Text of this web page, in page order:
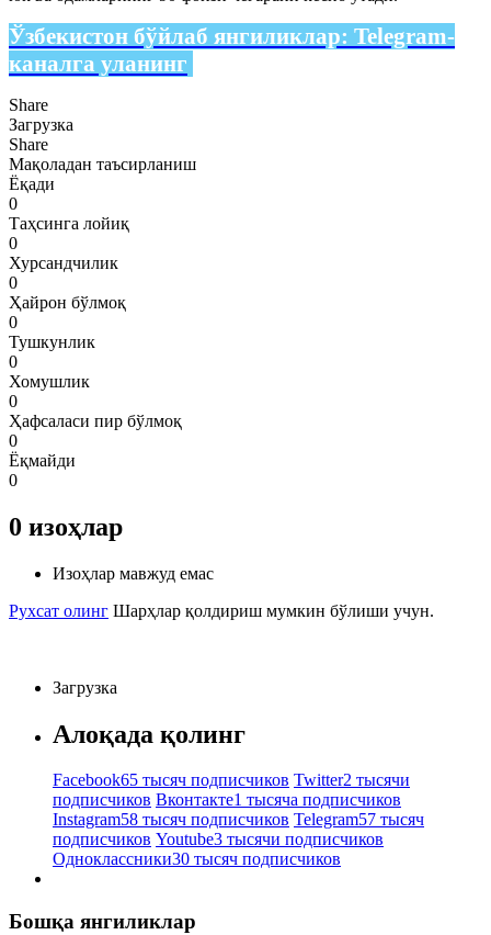
Ўзбекистон бўйлаб янгиликлар: Telegram-
каналга уланинг
Share
Загрузка
Share
Мақоладан таъсирланиш
Ёқади
0
Таҳсинга лойиқ
0
Хурсандчилик
0
Ҳайрон бўлмоқ
0
Тушкунлик
0
Хомушлик
0
Ҳафсаласи пир бўлмоқ
0
Ёқмайди
0
0 изоҳлар
Изоҳлар мавжуд емас
Рухсат олинг Шарҳлар қолдириш мумкин бўлиши учун.
Загрузка
Алоқада қолинг
Facebook65 тысяч подписчиков Twitter2 тысячи
подписчиков Вконтакте1 тысяча подписчиков
Instagram58 тысяч подписчиков Telegram57 тысяч
подписчиков Youtube3 тысячи подписчиков
Одноклассники30 тысяч подписчиков
Бошқа янгиликлар